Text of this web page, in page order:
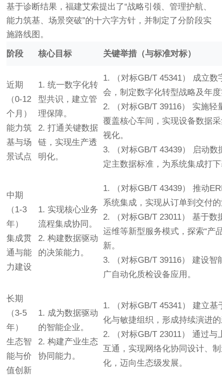
基于诊断结果，福建艾索提出了“战略引领、管理护航、
能力筑基、场景突破”的十六字方针，并制定了分阶段实
施路线图。
阶段 核心目标 关键举措（与标准对标）
近期
（0-12
个月）
能力筑
基与场
景试点
1. 统一数字化转
型共识，建立管
理保障。
2. 打通关键数据
链，实现生产透
明化。
1. （对标GB/T 45341） 成立数
会，制定数字化转型战略及年
2. （对标GB/T 39116） 实施轻
覆盖核心车间，实现设备数据
视化。
3. （对标GB/T 43439） 启动数
定主数据标准，为系统集成打
中期
（1-3
年）
集成贯
通与能
力建设
1. 实现核心业务
流程集成协同。
2. 构建数据驱动
的决策能力。
1. （对标GB/T 43439） 推动
系统集成，实现从订单到交付
2. （对标GB/T 23011） 基于数
运维等新型服务模式，探索“产
新。
3. （对标GB/T 39116） 建设智
广自动化质检设备应用。
长期
（3-5
年）
生态智
能与价
值创新
1. 成为数据驱动
的智能企业。
2. 构建产业生态
协同能力。
1. （对标GB/T 45341） 建立基
化与敏捷组织，形成持续演进
2. （对标GB/T 23011） 通过与
互通，实现网络化协同设计、
化，迈向生态级发展。